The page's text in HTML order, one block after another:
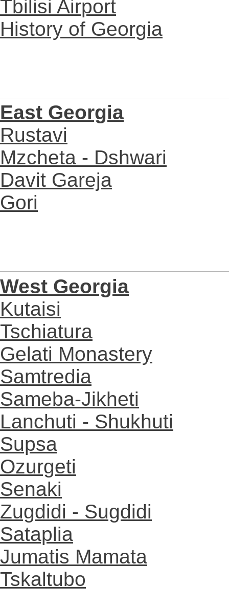
Tbilisi Airport
History of Georgia
East Georgia
Rustavi
Mzcheta - Dshwari
Davit Gareja
Gori
West Georgia
Kutaisi
Tschiatura
Gelati Monastery
Samtredia
Sameba-Jikheti
Lanchuti - Shukhuti
Supsa
Ozurgeti
Senaki
Zugdidi - Sugdidi
Sataplia
Jumatis Mamata
Tskaltubo